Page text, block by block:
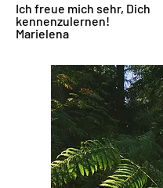
Ich freue mich sehr, Dich
kennenzulernen!
Marielena